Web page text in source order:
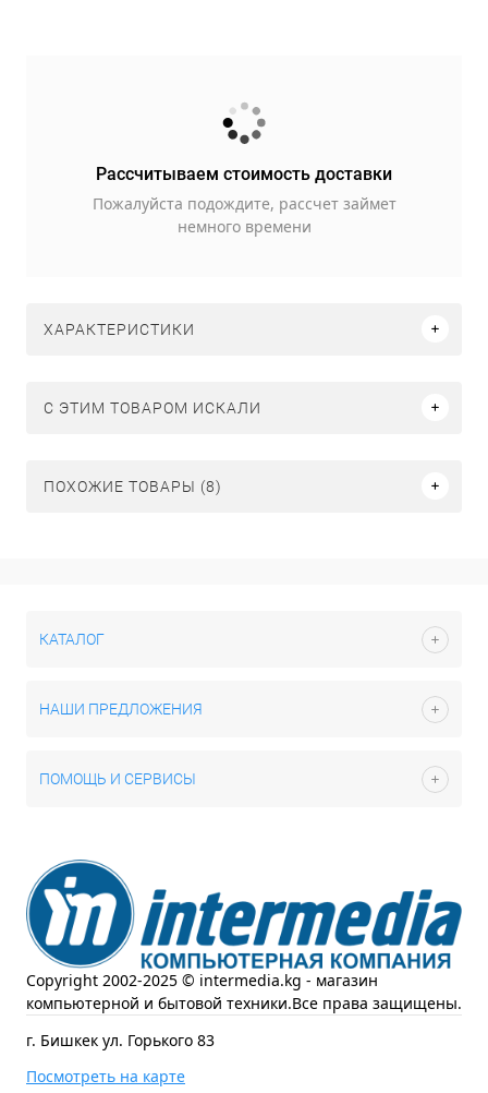
Рассчитываем стоимость доставки
Пожалуйста подождите, рассчет займет
немного времени
ХАРАКТЕРИСТИКИ
C ЭТИМ ТОВАРОМ ИСКАЛИ
ПОХОЖИЕ ТОВАРЫ (8)
КАТАЛОГ
НАШИ ПРЕДЛОЖЕНИЯ
ПОМОЩЬ И СЕРВИСЫ
Copyright 2002-2025 © intermedia.kg - магазин
компьютерной и бытовой техники.Все права защищены.
г. Бишкек ул. Горького 83
Посмотреть на карте